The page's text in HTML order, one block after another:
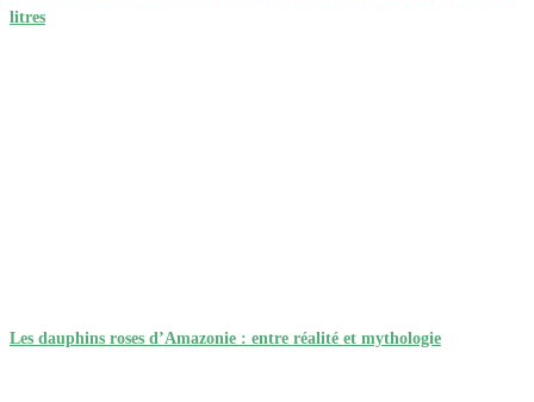
litres
Les dauphins roses d’Amazonie : entre réalité et mythologie